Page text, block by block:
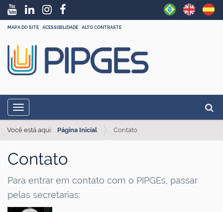
MAPA DO SITE ACESSIBILIDADE ALTO CONTRASTE
Busca
Toggle navigation
Você está aqui: Página Inicial Contato
Contato
Para entrar em contato com o PIPGEs, passar
pelas secretarias: